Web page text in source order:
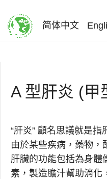
简体中文
A 型肝炎 (甲
“肝炎” 顧名思議就是
由於某些疾病，藥物，
肝臟的功能包括為身體
素，製造膽汁幫助消化